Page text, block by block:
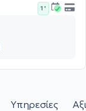
1 '
Υπηρεσίες